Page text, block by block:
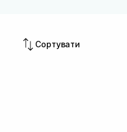
Сортувати